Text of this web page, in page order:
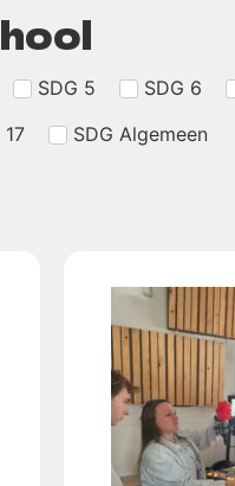
SDG 5 SDG 6
17 SDG Algemeen